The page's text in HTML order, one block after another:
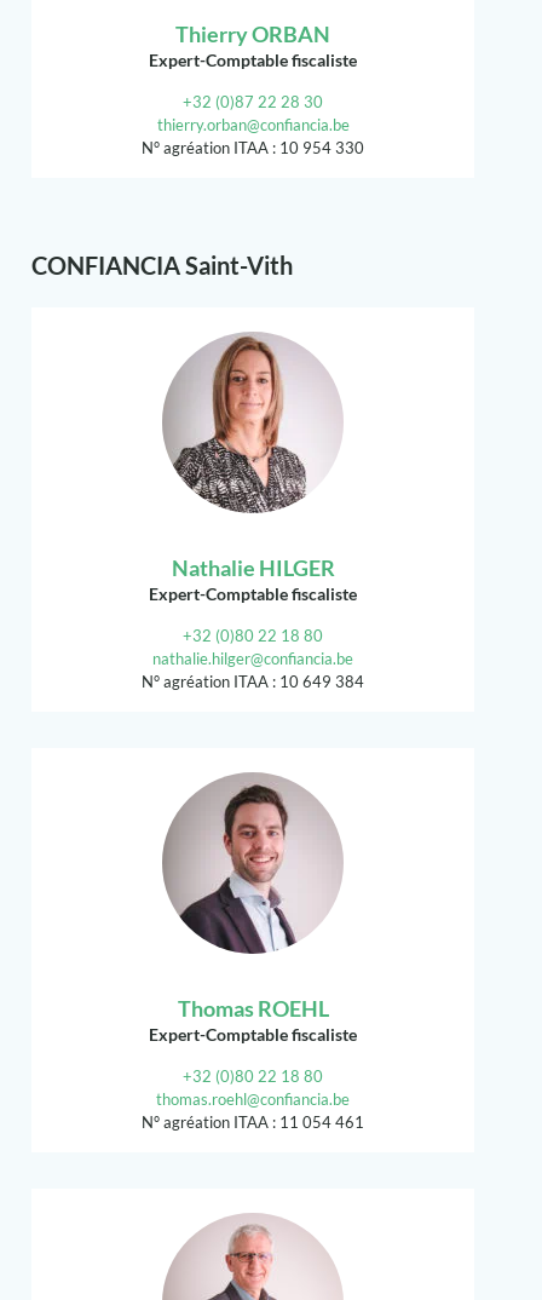
Thierry ORBAN
Expert-Comptable fiscaliste
+32 (0)87 22 28 30
thierry.orban@confiancia.be
N° agréation ITAA : 10 954 330
CONFIANCIA Saint-Vith
Nathalie HILGER
Expert-Comptable fiscaliste
+32 (0)80 22 18 80
nathalie.hilger@confiancia.be
N° agréation ITAA : 10 649 384
Thomas ROEHL
Expert-Comptable fiscaliste
+32 (0)80 22 18 80
thomas.roehl@confiancia.be
N° agréation ITAA : 11 054 461